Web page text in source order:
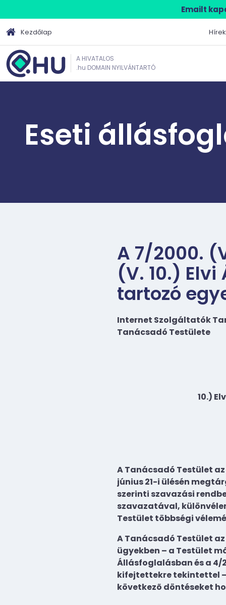
Emailt
Kezdőlap Hírek
A HIVATALOS
.hu DOMAIN NYILVÁNTARTÓ
Eseti
A 7/2000.
(V. 10.)
tartozó
Internet Szolgáltatók
Tanácsadó Testülete
10.)
A Tanácsadó Testület
június 21-i ülésén
szerinti szavazási
szavazatával,
Testület többségi
A Tanácsadó Testület
ügyekben – a Testület
Állásfoglalásban és a 4/
kifejtettekre tekintettel
következõ döntéseket